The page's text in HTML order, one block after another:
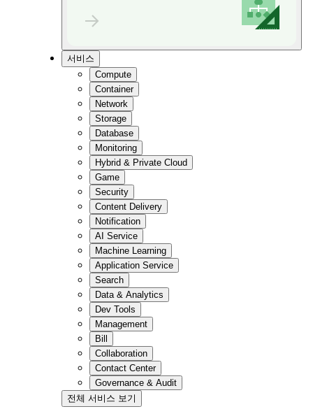
서비스
Compute
Container
Network
Storage
Database
Monitoring
Hybrid & Private Cloud
Game
Security
Content Delivery
Notification
AI Service
Machine Learning
Application Service
Search
Data & Analytics
Dev Tools
Management
Bill
Collaboration
Contact Center
Governance & Audit
전체 서비스 보기